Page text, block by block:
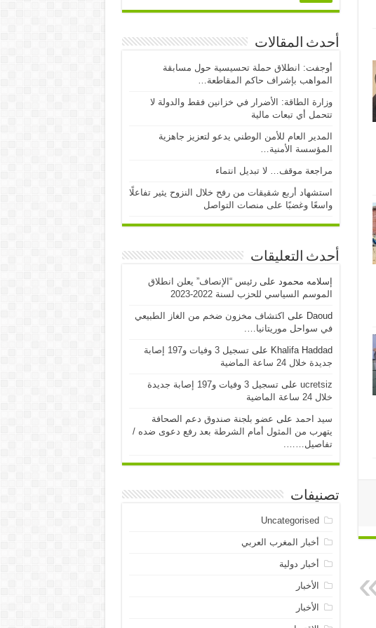
أحدث المقالات
أوجفت: انطلاق حملة تحسيسية حول مسابقة
المواهب بإشراف حاكم المقاطعة…
وزارة الطاقة: الأضرار في خزانين فقط والدولة لا
تتحمل أي تبعات مالية
المدير العام للأمن الوطني يدعو لتعزيز جاهزية
المؤسسة الأمنية…
مراجعة موقف… لا تبديل انتماء
استشهاد أربع شقيقات من رفح خلال النزوح يثير تفاعلًا
واسعًا وغضبًا على منصات التواصل
أحدث التعليقات
إسلامه محمود علىرئيس “الإنصاف” يعلن انطلاق
الموسم السياسي للحزب لسنة 2022-2023
Daoud على اكتشاف مخزون ضخم من الغاز الطبيعي
في سواحل موريتانيا….
Khalifa Haddad على
تسجيل 3 وفيات و197 إصابة
جديدة خلال 24 ساعة الماضية
ucretsiz على
تسجيل 3 وفيات و197 إصابة جديدة
خلال 24 ساعة الماضية
سيد احمد على عضو بلجنة صندوق دعم الصحافة
يتهرب من المثول أمام الشرطة بعد رفع دعوى ضده /
تفاصيل…….
تصنيفات
Uncategorised
أخبار المغرب العربي
أخبار دولية
الأخبار
الأخبار